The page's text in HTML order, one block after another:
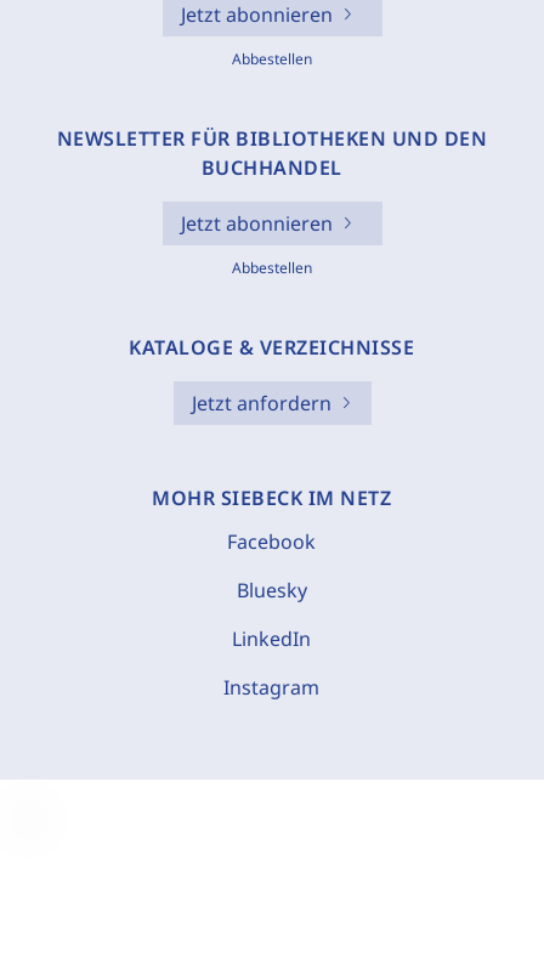
Jetzt abonnieren
Abbestellen
NEWSLETTER FÜR BIBLIOTHEKEN UND DEN
BUCHHANDEL
Jetzt abonnieren
Abbestellen
KATALOGE & VERZEICHNISSE
Jetzt anfordern
MOHR SIEBECK IM NETZ
Facebook
Bluesky
LinkedIn
Instagram